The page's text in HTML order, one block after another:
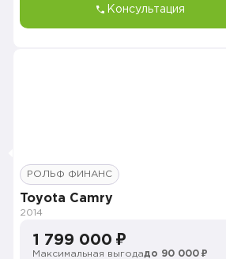
Консультация
РОЛЬФ ФИНАНС
Toyota Camry
2014
1 799 000 ₽
Максимальная выгодадо 90 000 ₽